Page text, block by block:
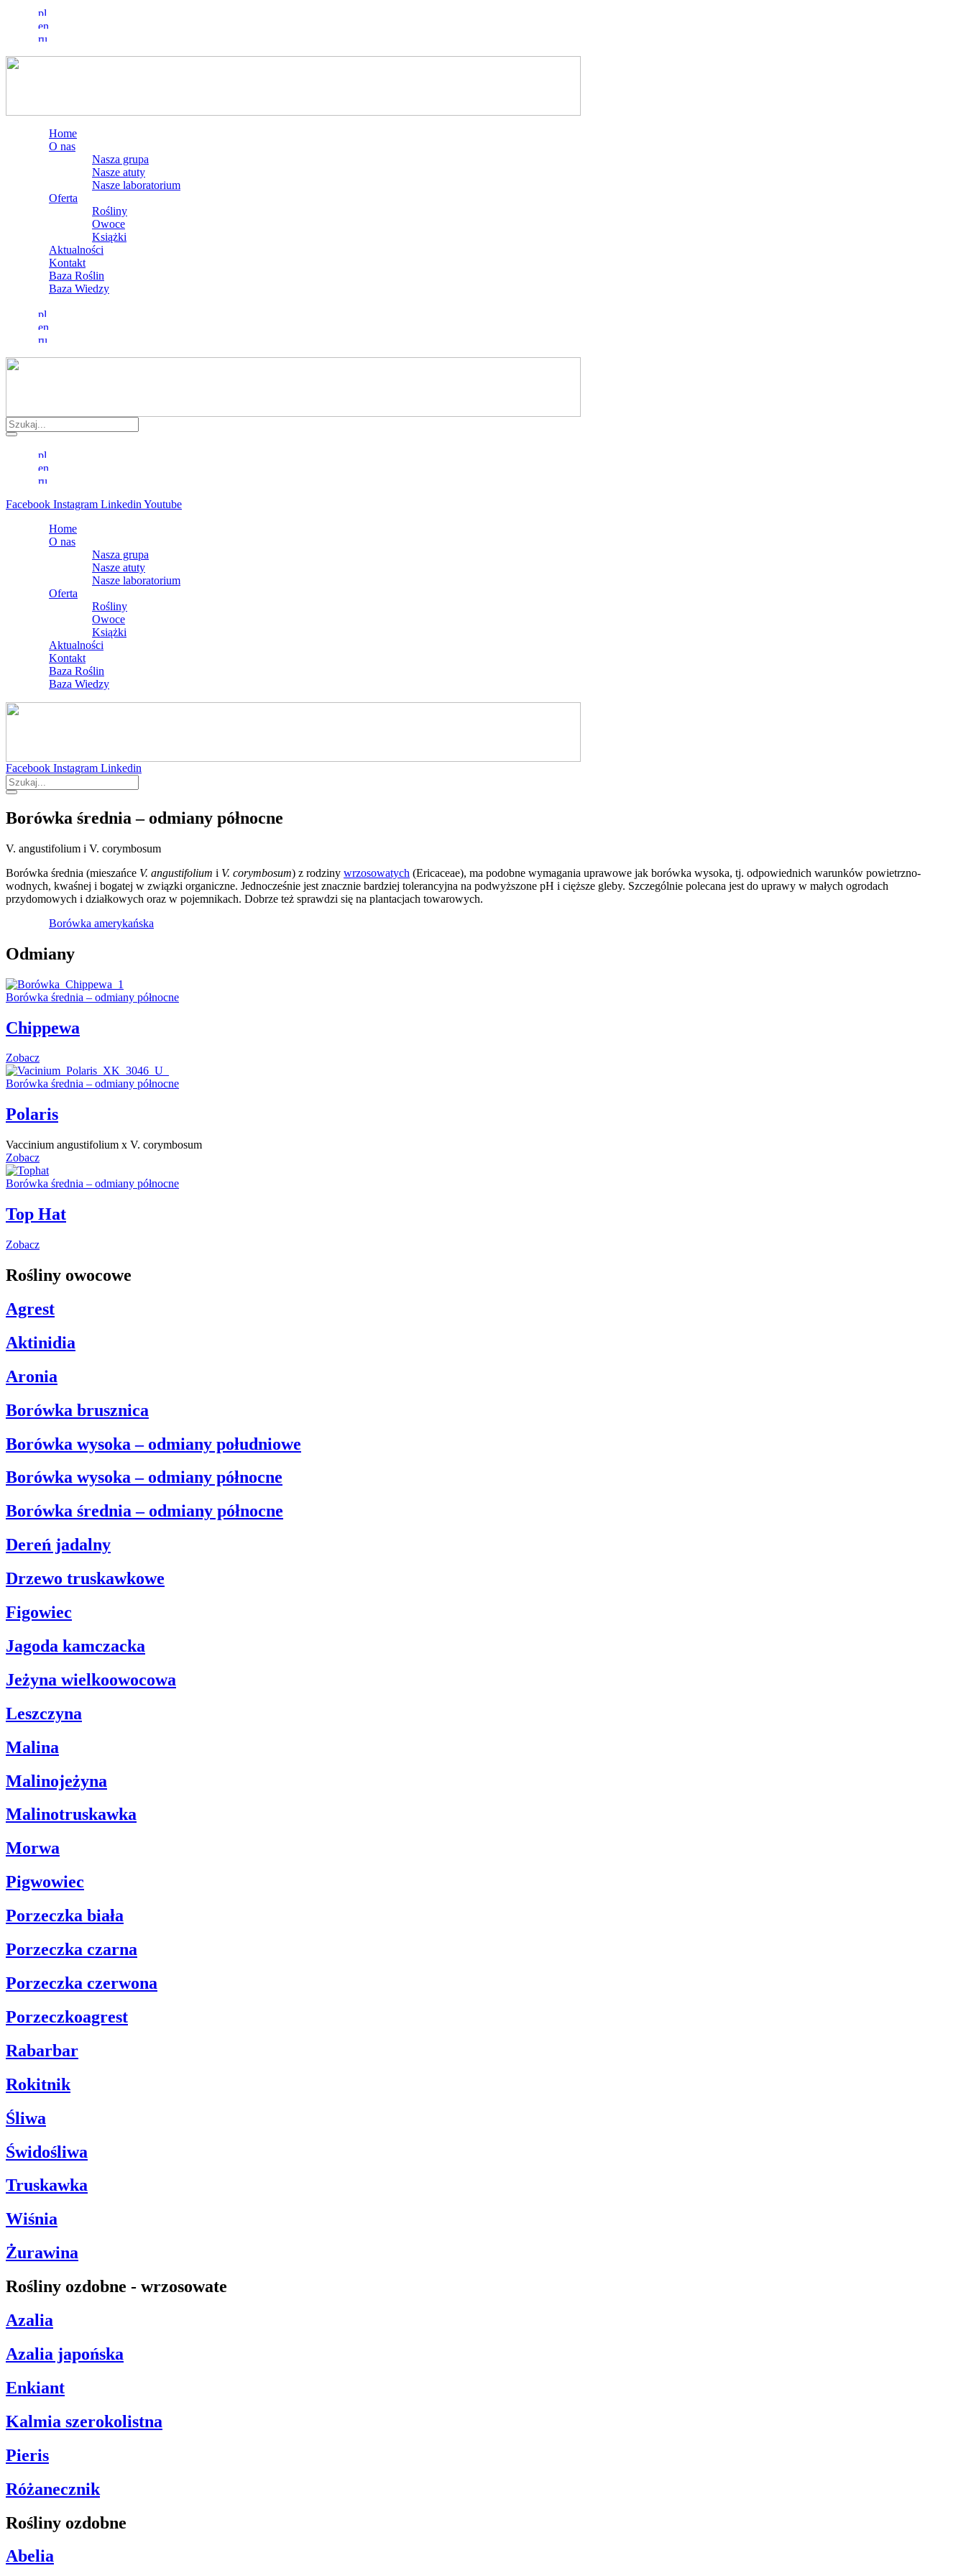
Home
O nas
Nasza grupa
Nasze atuty
Nasze laboratorium
Oferta
Rośliny
Owoce
Książki
Aktualności
Kontakt
Baza Roślin
Baza Wiedzy
Facebook Instagram Linkedin Youtube
Home
O nas
Nasza grupa
Nasze atuty
Nasze laboratorium
Oferta
Rośliny
Owoce
Książki
Aktualności
Kontakt
Baza Roślin
Baza Wiedzy
Facebook Instagram Linkedin
Borówka średnia – odmiany północne
V. angustifolium i V. corymbosum
Borówka średnia (mieszańce V. angustifolium i V. corymbosum) z rodziny wrzosowatych (Ericaceae), ma podobne wymagania uprawowe jak borówka wysoka, tj. odpowiednich warunków powietrzno-
wodnych, kwaśnej i bogatej w związki organiczne. Jednocześnie jest znacznie bardziej tolerancyjna na podwyższone pH i cięższe gleby. Szczególnie polecana jest do uprawy w małych ogrodach
przydomowych i działkowych oraz w pojemnikach. Dobrze też sprawdzi się na plantacjach towarowych.
Borówka amerykańska
Odmiany
Borówka średnia – odmiany północne
Chippewa
Zobacz
Borówka średnia – odmiany północne
Polaris
Vaccinium angustifolium x V. corymbosum
Zobacz
Borówka średnia – odmiany północne
Top Hat
Zobacz
Rośliny owocowe
Agrest
Aktinidia
Aronia
Borówka brusznica
Borówka wysoka – odmiany południowe
Borówka wysoka – odmiany północne
Borówka średnia – odmiany północne
Dereń jadalny
Drzewo truskawkowe
Figowiec
Jagoda kamczacka
Jeżyna wielkoowocowa
Leszczyna
Malina
Malinojeżyna
Malinotruskawka
Morwa
Pigwowiec
Porzeczka biała
Porzeczka czarna
Porzeczka czerwona
Porzeczkoagrest
Rabarbar
Rokitnik
Śliwa
Świdośliwa
Truskawka
Wiśnia
Żurawina
Rośliny ozdobne - wrzosowate
Azalia
Azalia japońska
Enkiant
Kalmia szerokolistna
Pieris
Różanecznik
Rośliny ozdobne
Abelia